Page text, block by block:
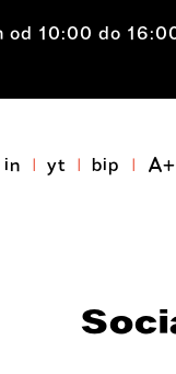
10:00 do
in yt bip